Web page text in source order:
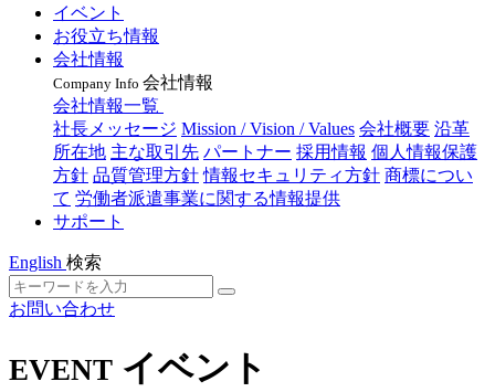
イベント
お役立ち情報
会社情報
Company Info 会社情報
会社情報一覧
社長メッセージ Mission / Vision / Values 会社概要 沿革
所在地 主な取引先 パートナー 採用情報 個人情報保護
方針 品質管理方針 情報セキュリティ方針 商標につい
て 労働者派遣事業に関する情報提供
サポート
English 検索
お問い合わせ
EVENT イベント